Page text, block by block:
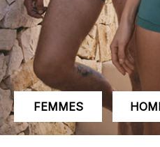
FEMMES